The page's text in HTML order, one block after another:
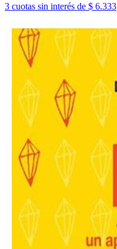
3 cuotas sin interés de $ 6.333